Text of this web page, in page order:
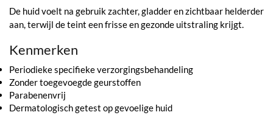
De huid voelt na gebruik zachter, gladder en zichtbaar helderder
aan, terwijl de teint een frisse en gezonde uitstraling krijgt.
Kenmerken
Periodieke specifieke verzorgingsbehandeling
Zonder toegevoegde geurstoffen
Parabenenvrij
Dermatologisch getest op gevoelige huid